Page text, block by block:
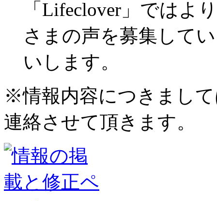
「Lifeclover」ではよ
さまの声を募集して
いします。
※情報内容につきまし
連絡させて頂きます。